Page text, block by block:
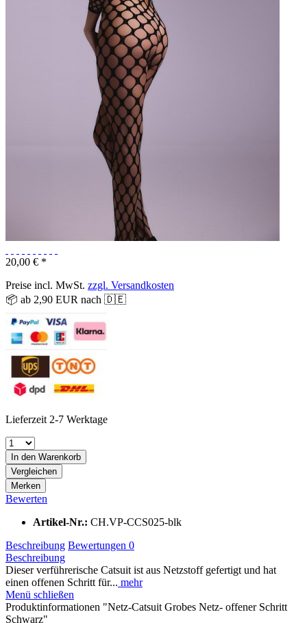
20,00 € *
Preise incl. MwSt. zzgl. Versandkosten
📦 ab 2,90 EUR nach 🇩🇪
Lieferzeit 2-7 Werktage
In den Warenkorb
Vergleichen
Merken
Bewerten
Artikel-Nr.: CH.VP-CCS025-blk
Beschreibung Bewertungen 0
Beschreibung
Dieser verführerische Catsuit ist aus Netzstoff gefertigt und hat
einen offenen Schritt für... mehr
Menü schließen
Produktinformationen "Netz-Catsuit Grobes Netz- offener Schritt
Schwarz"